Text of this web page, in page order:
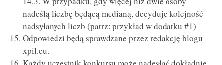
nadeślą liczbę będącą medianą, decyduje kolejność
nadsyłanych liczb (patrz: przykład w dodatku #1)
Odpowiedzi będą sprawdzane przez redakcję blogu
xpil.eu.
Każdy uczestnik konkursu może nadesłać dokładnie